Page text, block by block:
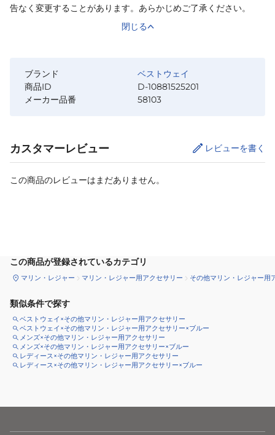
告なく変更することがあります。あらかじめご了承ください。
閉じる
ブランド
ベストウェイ
商品ID
D-10881525201
メーカー品番
58103
カスタマーレビュー レビューを書く
この商品のレビューはまだありません。
この商品が登録されているカテゴリ
マリン・レジャー マリン・レジャー用アクセサリー その他マリン・レジャー用
類似条件で探す
ベストウェイ×その他マリン・レジャー用アクセサリー
ベストウェイ×その他マリン・レジャー用アクセサリー×ブルー
メンズ×その他マリン・レジャー用アクセサリー
メンズ×その他マリン・レジャー用アクセサリー×ブルー
レディース×その他マリン・レジャー用アクセサリー
レディース×その他マリン・レジャー用アクセサリー×ブルー